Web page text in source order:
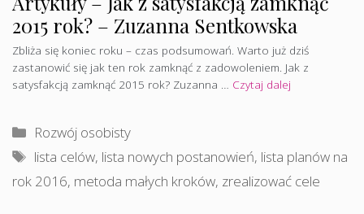
2015 rok? – Zuzanna Sentkowska
Zbliża się koniec roku – czas podsumowań. Warto już dziś
zastanowić się jak ten rok zamknąć z zadowoleniem. Jak z
satysfakcją zamknąć 2015 rok? Zuzanna … Czytaj dalej
Kategorie
Rozwój osobisty
Tagi
lista celów, lista nowych postanowień, lista planów na
rok 2016, metoda małych kroków, zrealizować cele